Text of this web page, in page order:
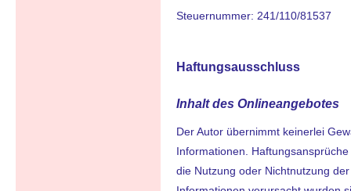
Steuernummer: 241/110/81537
Haftungsausschluss
Inhalt des Onlineangebotes
Der Autor übernimmt keinerlei
Informationen.
die Nutzung oder Nichtnutzung